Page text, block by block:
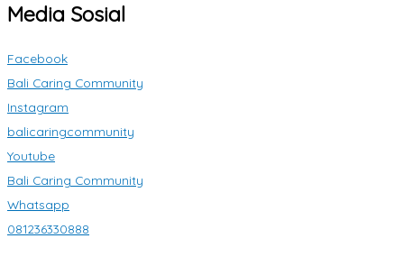
Media Sosial
Facebook
Bali Caring Community
Instagram
balicaringcommunity
Youtube
Bali Caring Community
Whatsapp
081236330888